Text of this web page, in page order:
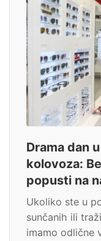
Drama dan
kolovoza:
popusti na
Ukoliko ste u
sunčanih ili
imamo odlične